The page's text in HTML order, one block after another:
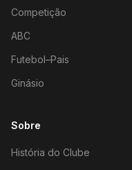
Competição
ABC
Futebol–Pais
Ginásio
Sobre
História do Clube